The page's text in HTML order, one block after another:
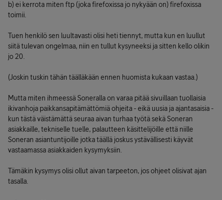
b) ei kerrota miten ftp (joka firefoxissa jo nykyään on) firefoxissa
toimii.
Tuen henkilö sen luultavasti olisi heti tiennyt, mutta kun en luullut
siitä tulevan ongelmaa, niin en tullut kysyneeksi ja sitten kello olikin
jo 20.
(Joskin tuskin tähän täälläkään ennen huomista kukaan vastaa.)
Mutta miten ihmeessä Soneralla on varaa pitää sivuillaan tuollaisia
ikivanhoja paikkansapitämättömiä ohjeita - eikä uusia ja ajantasaisia -
kun tästä väistämättä seuraa aivan turhaa työtä sekä Soneran
asiakkaille, tekniselle tuelle, palautteen käsittelijöille että niille
Soneran asiantuntijoille jotka täällä joskus ystävällisesti käyvät
vastaamassa asiakkaiden kysymyksiin.
Tämäkin kysymys olisi ollut aivan tarpeeton, jos ohjeet olisivat ajan
tasalla.